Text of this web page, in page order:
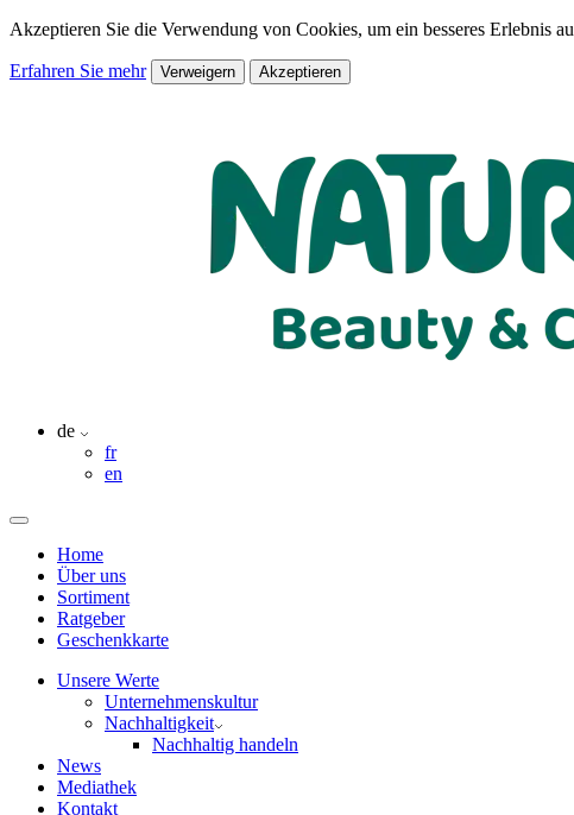
Akzeptieren Sie die Verwendung von Cookies, um ein besseres Erlebnis
Erfahren Sie mehr Verweigern Akzeptieren
de
fr
en
Home
Über uns
Sortiment
Ratgeber
Geschenkkarte
Unsere Werte
Unternehmenskultur
Nachhaltigkeit
Nachhaltig handeln
News
Mediathek
Kontakt